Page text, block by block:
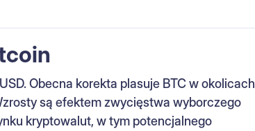
Obecna korekta plasuje BTC w okolicach
są efektem zwycięstwa wyborczego
kryptowalut, w tym potencjalnego